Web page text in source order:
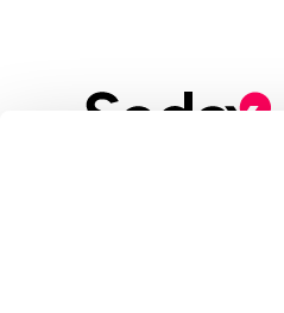
Sign up to our
Stay up to date with
and industry insights